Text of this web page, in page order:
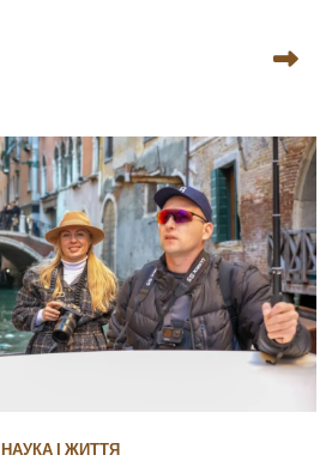
НАУКА І ЖИТТЯ